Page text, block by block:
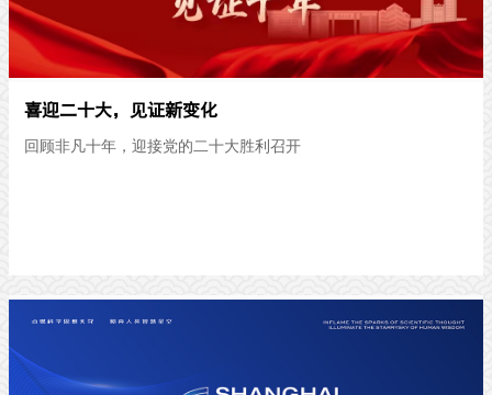
喜迎二十大，见证新变化
回顾非凡十年，迎接党的二十大胜利召开